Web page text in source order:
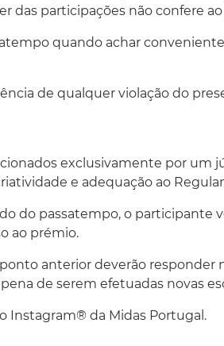
das participações não confere
quando achar
de qualquer violação do
exclusivamente por
e adequação ao
do passatempo, o
ao prémio.
anterior deverão
de serem efetuadas novas
Instagram® da Midas Portugal.